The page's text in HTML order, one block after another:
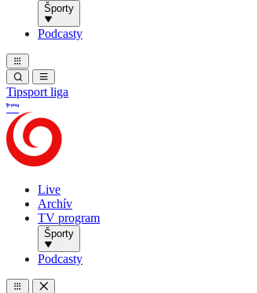
Športy
Podcasty
Tipsport liga
Live
Archív
TV program
Športy
Podcasty